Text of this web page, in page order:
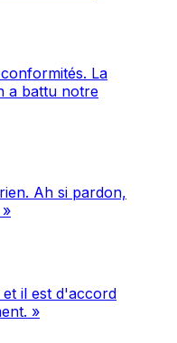
La
a battu notre
Ah si pardon,
et il est d'accord
»